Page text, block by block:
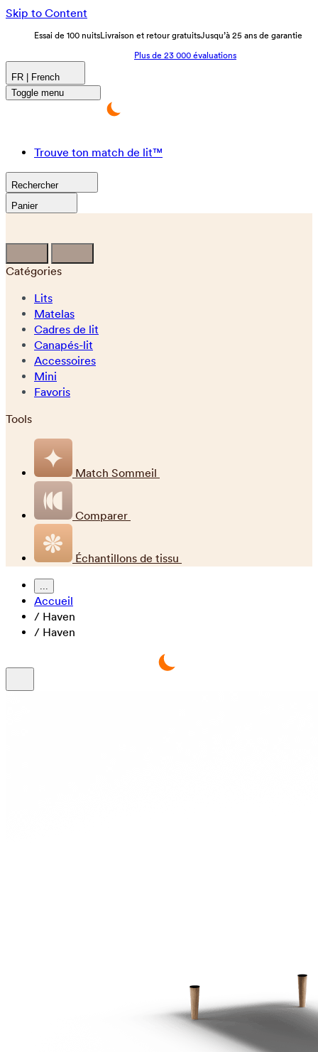
Skip to Content
Essai de 100 nuitsLivraison et retour gratuitsJusqu’à 25 ans de garantie
Plus de 23 000 évaluations
FR | French
Toggle menu
Trouve ton match de lit™
Rechercher
Panier
Catégories
Lits
Matelas
Cadres de lit
Canapés-lit
Accessoires
Mini
Favoris
Tools
Match Sommeil
Comparer
Échantillons de tissu
...
Accueil
/ Haven
/ Haven